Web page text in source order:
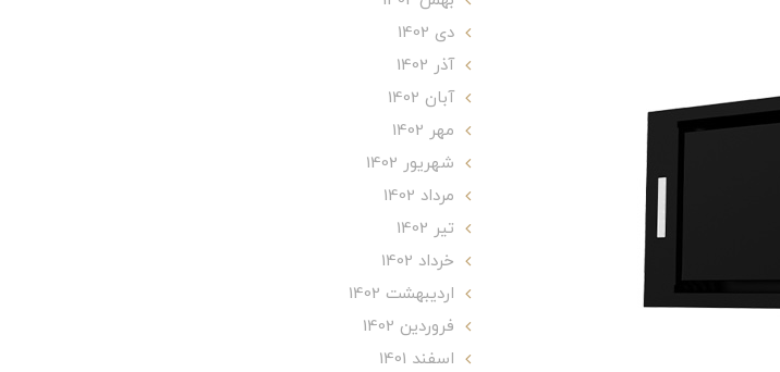
دی 1402
آذر 1402
آبان 1402
مهر 1402
شهریور 1402
مرداد 1402
تير 1402
خرداد 1402
ارديبهشت 1402
فروردین 1402
اسفند 1401